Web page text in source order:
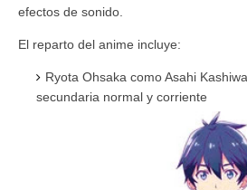
efectos de sonido.
El reparto del anime incluye:
Ryota Ohsaka como Asahi
secundaria normal y corriente